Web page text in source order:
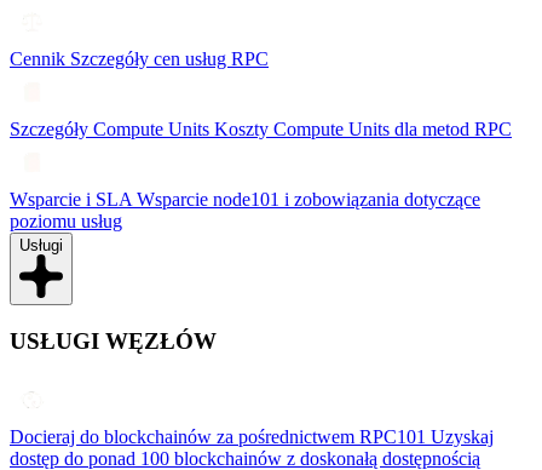
Cennik Szczegóły cen usług RPC
Szczegóły Compute Units Koszty Compute Units dla metod RPC
Wsparcie i SLA Wsparcie node101 i zobowiązania dotyczące
poziomu usług
Usługi
USŁUGI WĘZŁÓW
Docieraj do blockchainów za pośrednictwem RPC101 Uzyskaj
dostęp do ponad 100 blockchainów z doskonałą dostępnością